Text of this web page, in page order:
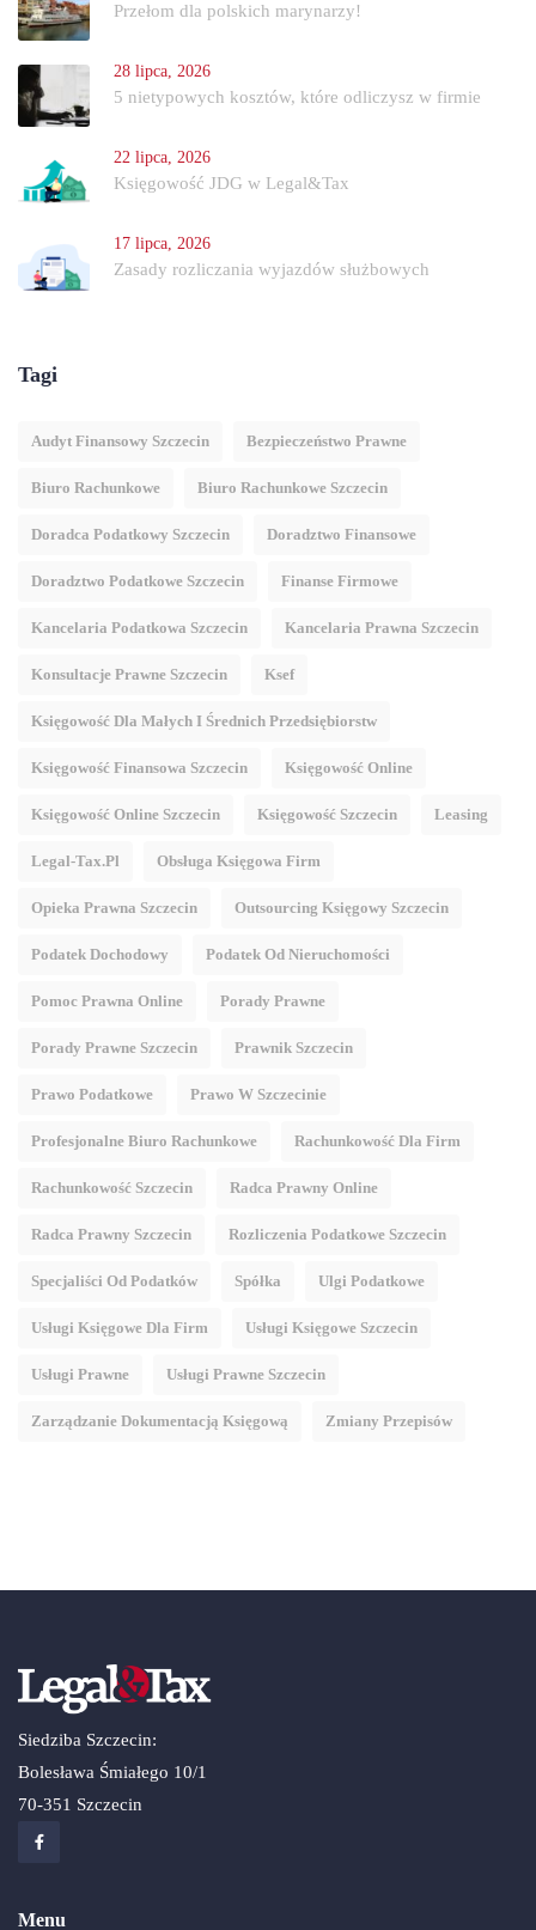
Przełom dla polskich marynarzy!
28 lipca, 2026
5 nietypowych kosztów, które odliczysz w firmie
22 lipca, 2026
Księgowość JDG w Legal&Tax
17 lipca, 2026
Zasady rozliczania wyjazdów służbowych
Tagi
Audyt Finansowy Szczecin Bezpieczeństwo Prawne
Biuro Rachunkowe Biuro Rachunkowe Szczecin
Doradca Podatkowy Szczecin Doradztwo Finansowe
Doradztwo Podatkowe Szczecin Finanse Firmowe
Kancelaria Podatkowa Szczecin Kancelaria Prawna Szczecin
Konsultacje Prawne Szczecin Ksef
Księgowość Dla Małych I Średnich Przedsiębiorstw
Księgowość Finansowa Szczecin Księgowość Online
Księgowość Online Szczecin Księgowość Szczecin Leasing
Legal-Tax.pl Obsługa Księgowa Firm
Opieka Prawna Szczecin Outsourcing Księgowy Szczecin
Podatek Dochodowy Podatek Od Nieruchomości
Pomoc Prawna Online Porady Prawne
Porady Prawne Szczecin Prawnik Szczecin
Prawo Podatkowe Prawo W Szczecinie
Profesjonalne Biuro Rachunkowe Rachunkowość Dla Firm
Rachunkowość Szczecin Radca Prawny Online
Radca Prawny Szczecin Rozliczenia Podatkowe Szczecin
Specjaliści Od Podatków Spółka Ulgi Podatkowe
Usługi Księgowe Dla Firm Usługi Księgowe Szczecin
Usługi Prawne Usługi Prawne Szczecin
Zarządzanie Dokumentacją Księgową Zmiany Przepisów
Siedziba Szczecin:
Bolesława Śmiałego 10/1
70-351 Szczecin
Menu